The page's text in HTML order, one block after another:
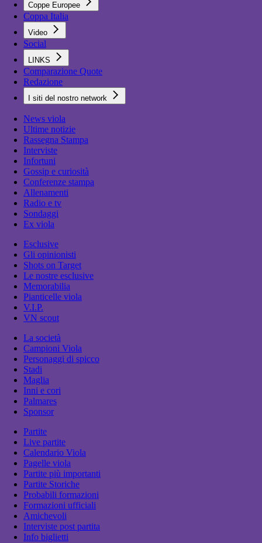
Coppe Europee
Coppa Italia
Video
Social
LINKS
Comparazione Quote
Redazione
I siti del nostro network
News viola
Ultime notizie
Rassegna Stampa
Interviste
Infortuni
Gossip e curiosità
Conferenze stampa
Allenamenti
Radio e tv
Sondaggi
Ex viola
Esclusive
Gli opinionisti
Shots on Target
Le nostre esclusive
Memorabilia
Pianticelle viola
V.I.P.
VN scout
La società
Campioni Viola
Personaggi di spicco
Stadi
Maglia
Inni e cori
Palmares
Sponsor
Partite
Live partite
Calendario Viola
Pagelle viola
Partite più importanti
Partite Storiche
Probabili formazioni
Formazioni ufficiali
Amichevoli
Interviste post partita
Info biglietti